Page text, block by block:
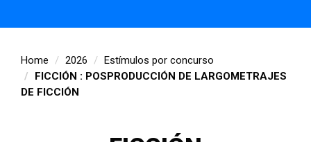
Home 2026
Estímulos por concurso
FICCIÓN : POSPRODUCCIÓN DE LARGOMETRAJES
DE FICCIÓN